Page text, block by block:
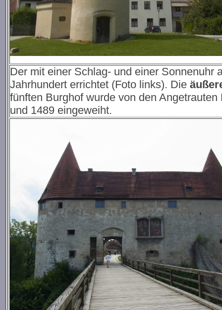
Der mit einer Schlag- und einer Sonnenuhr
Jahrhundert errichtet (Foto links). Die
fünften Burghof wurde von den
und 1489 eingeweiht.